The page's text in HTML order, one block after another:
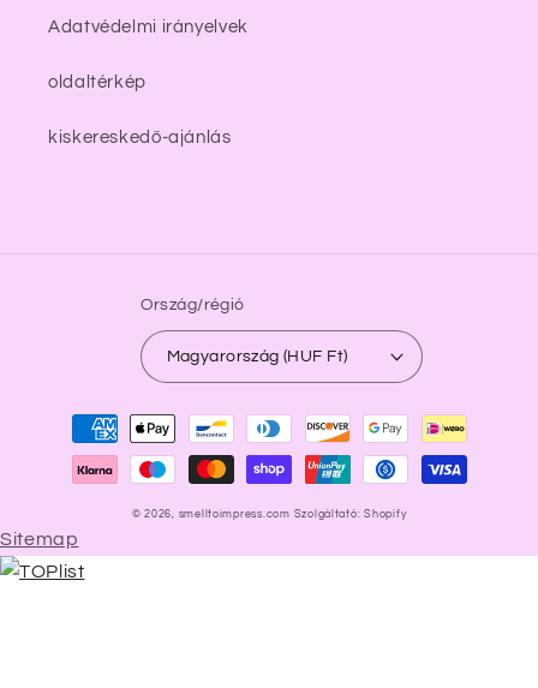
Adatvédelmi irányelvek
oldaltérkép
kiskereskedő-ajánlás
Ország/régió
Magyarország (HUF Ft)
Fizetési
módok
© 2026, smelltoimpress.com Szolgáltató: Shopify
Sitemap